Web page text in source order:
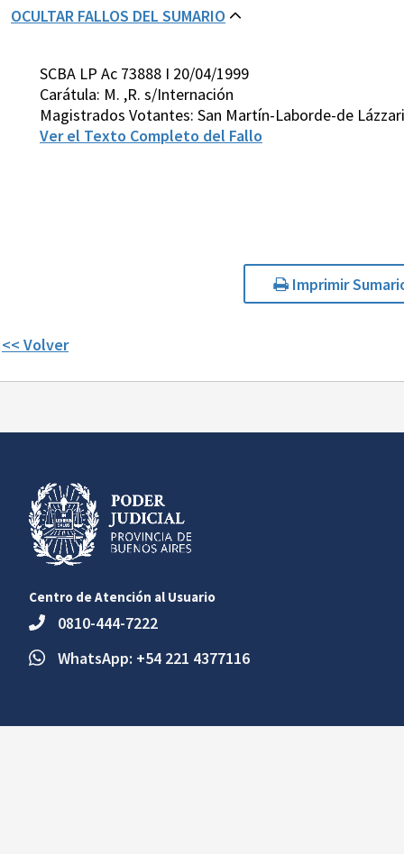
OCULTAR FALLOS DEL SUMARIO
SCBA LP Ac 73888 I 20/04/1999
Carátula: M. ,R. s/Internación
Magistrados Votantes: San Martín-Laborde-de
Ver el Texto Completo del Fallo
Imprimir
<< Volver
Centro de Atención al Usuario
0810-444-7222
WhatsApp: +54 221 4377116